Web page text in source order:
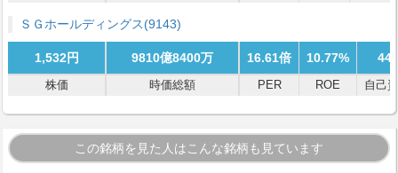
ＳＧホールディングス(9143)
1,532円 9810億8400万 16.61倍 10.77%
株価 時価総額 PER ROE 自己
この銘柄を見た人はこんな銘柄も見ています